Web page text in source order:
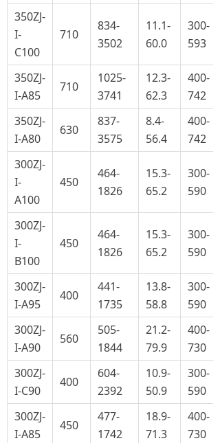
350ZJ-
I-
C100
710
834-
3502
11.1-
60.0
300-
593
350ZJ-
I-A85
710
1025-
3741
12.3-
62.3
400-
742
350ZJ-
I-A80
630
837-
3575
8.4-
56.4
400-
742
300ZJ-
I-
A100
450
464-
1826
15.3-
65.2
300-
590
300ZJ-
I-
B100
450
464-
1826
15.3-
65.2
300-
590
300ZJ-
I-A95
400
441-
1735
13.8-
58.8
300-
590
300ZJ-
I-A90
560
505-
1844
21.2-
79.9
400-
730
300ZJ-
I-C90
400
604-
2392
10.9-
50.9
300-
590
300ZJ-
I-A85
450
477-
1742
18.9-
71.3
400-
730